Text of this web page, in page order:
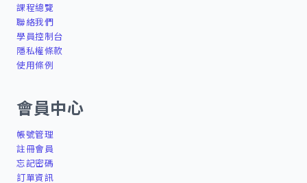
課程總覽
聯絡我們
學員控制台
隱私權條款
使用條例
會員中心
帳號管理
註冊會員
忘記密碼
訂單資訊